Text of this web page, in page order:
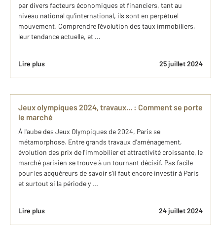
par divers facteurs économiques et financiers, tant au
niveau national qu'international, ils sont en perpétuel
mouvement. Comprendre l'évolution des taux immobiliers,
leur tendance actuelle, et ...
Lire plus 25 juillet 2024
Jeux olympiques 2024, travaux... : Comment se porte
le marché
À l'aube des Jeux Olympiques de 2024, Paris se
métamorphose. Entre grands travaux d'aménagement,
évolution des prix de l'immobilier et attractivité croissante, le
marché parisien se trouve à un tournant décisif. Pas facile
pour les acquéreurs de savoir s'il faut encore investir à Paris
et surtout si la période y ...
Lire plus 24 juillet 2024